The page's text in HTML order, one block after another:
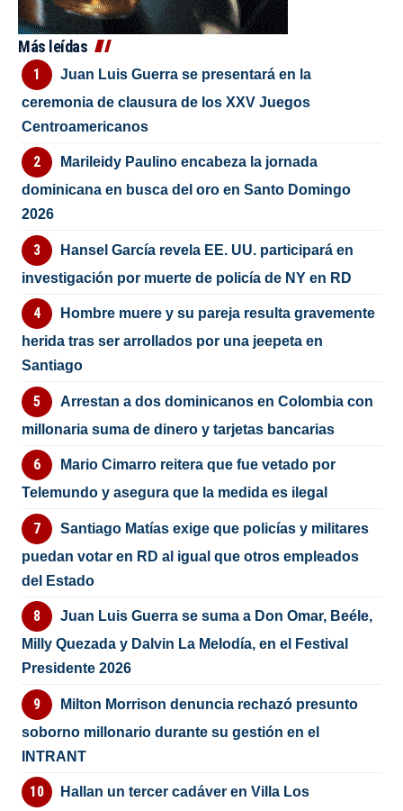
Más leídas
Juan Luis Guerra se presentará en la
ceremonia de clausura de los XXV Juegos
Centroamericanos
Marileidy Paulino encabeza la jornada
dominicana en busca del oro en Santo Domingo
2026
Hansel García revela EE. UU. participará en
investigación por muerte de policía de NY en RD
Hombre muere y su pareja resulta gravemente
herida tras ser arrollados por una jeepeta en
Santiago
Arrestan a dos dominicanos en Colombia con
millonaria suma de dinero y tarjetas bancarias
Mario Cimarro reitera que fue vetado por
Telemundo y asegura que la medida es ilegal
Santiago Matías exige que policías y militares
puedan votar en RD al igual que otros empleados
del Estado
Juan Luis Guerra se suma a Don Omar, Beéle,
Milly Quezada y Dalvin La Melodía, en el Festival
Presidente 2026
Milton Morrison denuncia rechazó presunto
soborno millonario durante su gestión en el
INTRANT
Hallan un tercer cadáver en Villa Los